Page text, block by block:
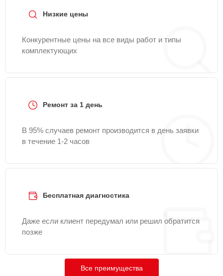
Низкие цены
Конкурентные цены на все виды работ и типы
комплектующих
Ремонт за 1 день
В 95% случаев ремонт производится в день заявки
в течение 1-2 часов
Бесплатная диагностика
Даже если клиент передумал или решил обратится
позже
Все преимущества